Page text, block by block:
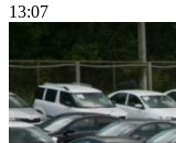
13:07